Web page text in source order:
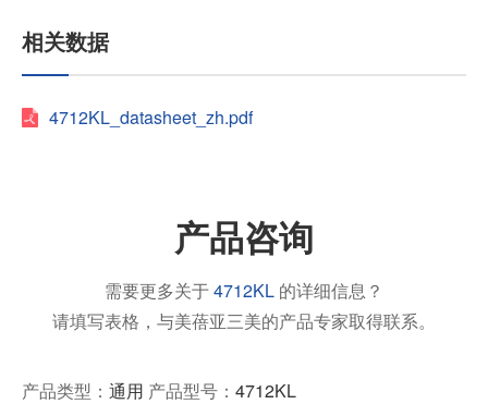
相关数据
4712KL_datasheet_zh.pdf
产品咨询
需要更多关于4712KL 的详细信息？
请填写表格，与美蓓亚三美的产品专家取得联系。
产品类型： 通用 产品型号： 4712KL